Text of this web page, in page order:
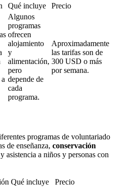
Qué incluye Precio
Algunos
programas
ofrecen
alojamiento
y
alimentación,
pero
depende de
cada
programa.
Aproximadamente
las tarifas son de
300 USD o más
por semana.
programas de voluntariado
de enseñanza, conservación
y asistencia a niños y personas con
Qué incluye Precio